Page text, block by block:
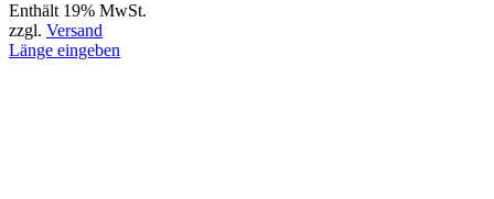
Enthält 19% MwSt.
zzgl. Versand
Länge eingeben